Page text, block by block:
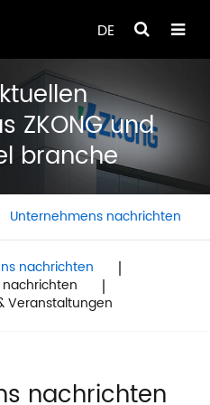
DE
ZKONG und
branche
Unternehmens nachrichten
nachrichten
Veranstaltungen
nachrichten